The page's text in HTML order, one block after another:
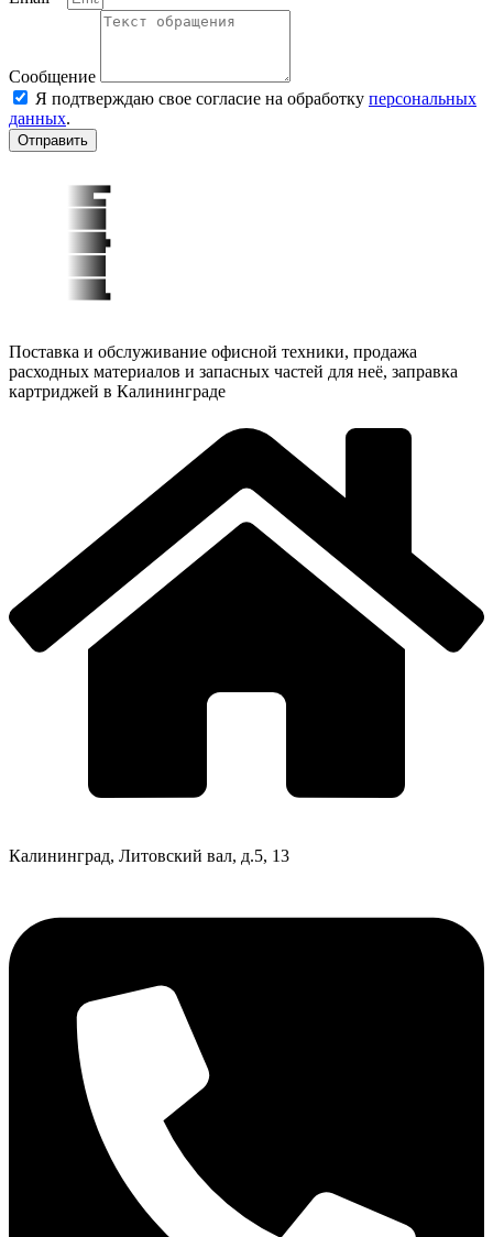
Сообщение
Я подтверждаю свое согласие на обработку персональных
данных.
Отправить
Поставка и обслуживание офисной техники, продажа
расходных материалов и запасных частей для неё, заправка
картриджей в Калининграде
Калининград, Литовский вал, д.5, 13